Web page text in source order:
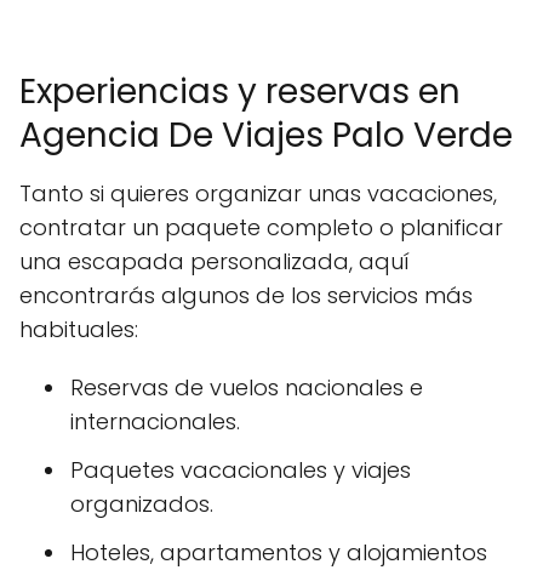
Experiencias y reservas en
Agencia De Viajes Palo Verde
Tanto si quieres organizar unas vacaciones,
contratar un paquete completo o planificar
una escapada personalizada, aquí
encontrarás algunos de los servicios más
habituales:
Reservas de vuelos nacionales e
internacionales.
Paquetes vacacionales y viajes
organizados.
Hoteles, apartamentos y alojamientos